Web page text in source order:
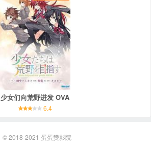
少女们向荒野进发 OVA
6.4
© 2018-2021 蛋蛋赞影院